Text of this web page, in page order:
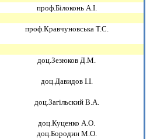
проф.Бiлоконь А.I.
проф.Кравчуновська Т.С.
доц.Зезюков Д.М.
доц.Давидов I.I.
доц.Загiльский В.А.
доц.Куценко А.О.
доц.Бородин М.О.